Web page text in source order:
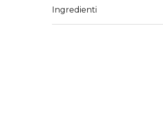
morbida come la
della collezione per creare la
Ingredienti